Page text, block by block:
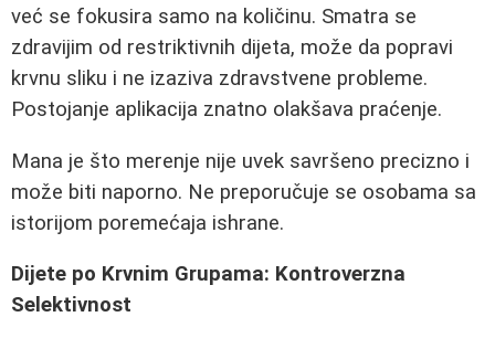
već se fokusira samo na količinu. Smatra se
zdravijim od restriktivnih dijeta, može da popravi
krvnu sliku i ne izaziva zdravstvene probleme.
Postojanje aplikacija znatno olakšava praćenje.
Mana je što merenje nije uvek savršeno precizno i
može biti naporno. Ne preporučuje se osobama sa
istorijom poremećaja ishrane.
Dijete po Krvnim Grupama: Kontroverzna
Selektivnost